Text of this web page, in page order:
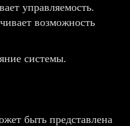
управляемость.
возможность
системы.
быть представлена